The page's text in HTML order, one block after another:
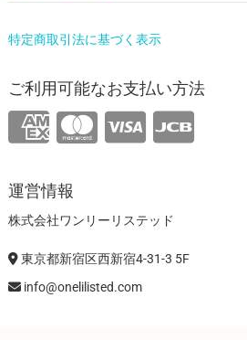
特定商取引法に基づく表示
ご利用可能なお支払い方法
運営情報
株式会社ワンリーリステッド
東京都新宿区西新宿4-31-3 5F
info@onelilisted.com